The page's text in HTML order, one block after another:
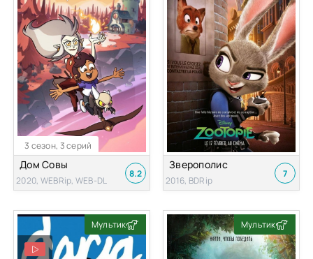
3 сезон, 3 серий
Дом Совы
2020, WEBRip, WEB-DL
8.2
Зверополис
2016, BDRip
7
Мультик Мультик